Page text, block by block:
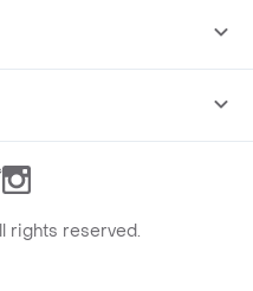
Instagram
rights reserved.